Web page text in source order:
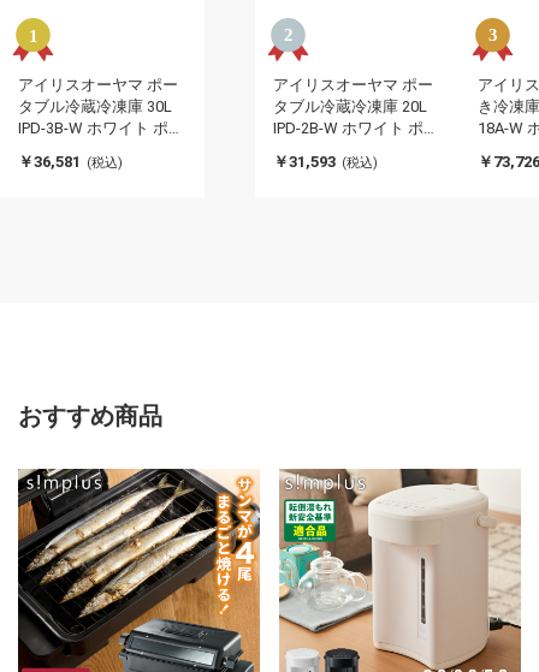
アイリスオーヤマ ポー
タブル冷蔵冷凍庫 30L
IPD-3B-W ホワイト ポー
IRIS OYAMA(代引不可)
￥36,581 (税込)
アイリスオーヤマ ポー
タブル冷蔵冷凍庫 20L
IPD-2B-W ホワイト ポー
IRIS OYAMA(代引不可)
￥31,593 (税込)
アイリ
き冷凍
18A-W
￥73,726
おすすめ商品